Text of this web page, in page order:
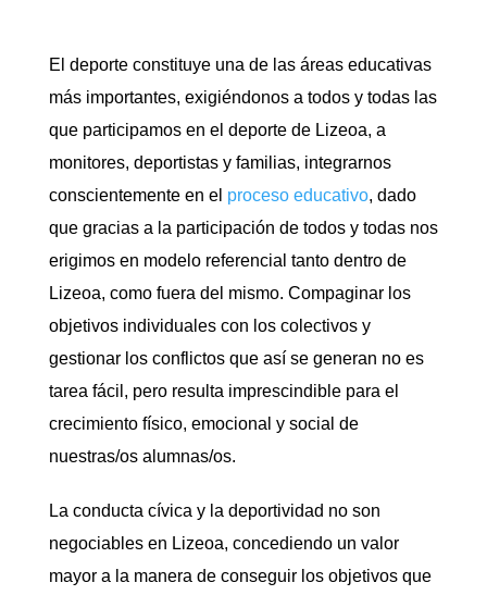
El deporte constituye una de las áreas educativas
más importantes, exigiéndonos a todos y todas las
que participamos en el deporte de Lizeoa, a
monitores, deportistas y familias, integrarnos
conscientemente en el proceso educativo, dado
que gracias a la participación de todos y todas nos
erigimos en modelo referencial tanto dentro de
Lizeoa, como fuera del mismo. Compaginar los
objetivos individuales con los colectivos y
gestionar los conflictos que así se generan no es
tarea fácil, pero resulta imprescindible para el
crecimiento físico, emocional y social de
nuestras/os alumnas/os.
La conducta cívica y la deportividad no son
negociables en Lizeoa, concediendo un valor
mayor a la manera de conseguir los objetivos que